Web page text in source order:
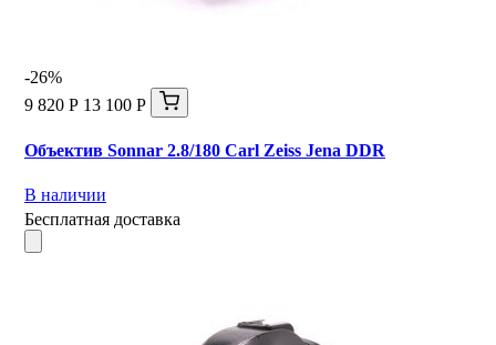
-26%
9 820 Р 13 100 Р
Объектив Sonnar 2.8/180 Carl Zeiss Jena DDR
В наличии
Бесплатная доставка